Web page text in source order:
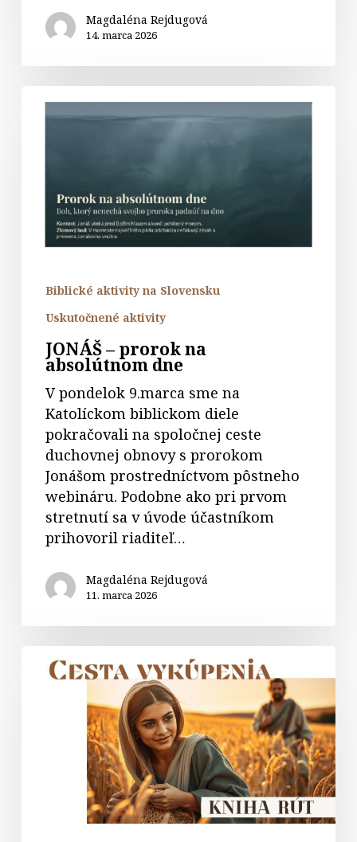
Magdaléna Rejdugová
14. marca 2026
Biblické aktivity na Slovensku
Uskutočnené aktivity
JONÁŠ – prorok na
absolútnom dne
V pondelok 9.marca sme na
Katolíckom biblickom diele
pokračovali na spoločnej ceste
duchovnej obnovy s prorokom
Jonášom prostredníctvom pôstneho
webináru. Podobne ako pri prvom
stretnutí sa v úvode účastníkom
prihovoril riaditeľ…
Magdaléna Rejdugová
11. marca 2026
Biblická
formácia